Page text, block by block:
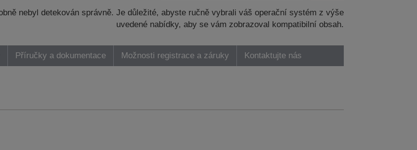
nebyl detekován správně. Je důležité, abyste ručně vybrali váš operační systém z výše
uvedené nabídky, aby se vám zobrazoval kompatibilní obsah.
Příručky a dokumentace Možnosti registrace a záruky Kontaktujte nás